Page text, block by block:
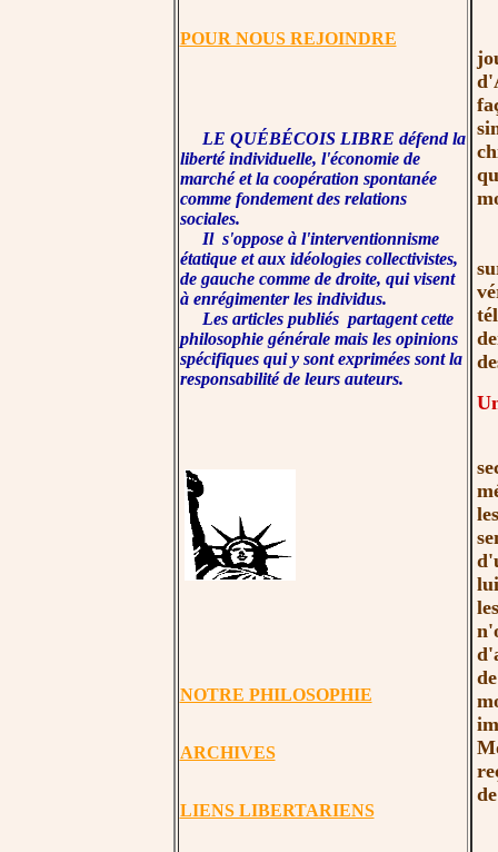
POUR NOUS REJOINDRE
LE QUÉBÉCOIS LIBRE défend la
liberté individuelle, l'économie de
marché et la coopération spontanée
comme fondement des relations
sociales.
Il s'oppose à l'interventionnisme
étatique et aux idéologies collectivistes,
de gauche comme de droite, qui visent
à enrégimenter les individus.
Les articles publiés partagent cette
philosophie générale mais les opinions
spécifiques qui y sont exprimées sont la
responsabilité de leurs auteurs.
NOTRE PHILOSOPHIE
ARCHIVES
LIENS LIBERTARIENS